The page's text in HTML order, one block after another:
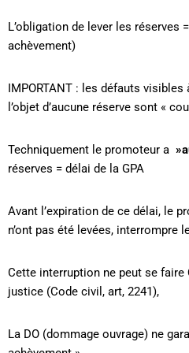
L’obligation de lever les réserves
achèvement)
IMPORTANT : les défauts
l’objet d’aucune réserve sont «
Techniquement le promoteur a
réserves = délai de la GPA
Avant l’expiration de ce délai, le
n’ont pas été levées, interrompre
Cette interruption ne peut se faire
justice (Code civil, art, 2241),
La DO (dommage ouvrage) ne